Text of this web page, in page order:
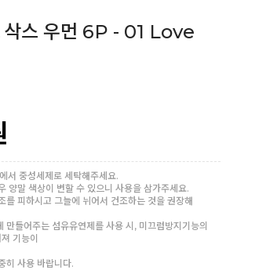
삭스 우먼 6P - 01 Love
서 중성세제로 세탁해주세요.
양말 색상이 변할 수 있으니 사용을 삼가주세요.
를 피하시고 그늘에 뉘어서 건조하는 것을 권장해
만들어주는 섬유유연제를 사용 시, 미끄럼방지기능의
기능이
히 사용 바랍니다.